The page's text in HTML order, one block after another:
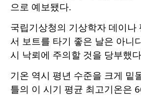
으로 예보됐다.
국립기상청의 기상학자 데이나
서 보트를 타기 좋은 날은 아니
시 낙뢰에 주의할 것을 당부했
기온 역시 평년 수준을 크게 밑
틀의 이 시기 평균 최고기온은